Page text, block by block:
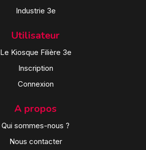
Industrie 3e
Utilisateur
Le Kiosque Filière 3e
Inscription
Connexion
A propos
Qui sommes-nous ?
Nous contacter